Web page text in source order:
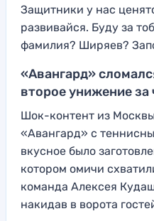
Защитники у нас
развивайся. Буду за
фамилия? Ширяев?
«Авангард»
второе унижение за
Шок-контент из
«Авангард» с
вкусное было
котором омичи
команда Алексея
накидав в ворота